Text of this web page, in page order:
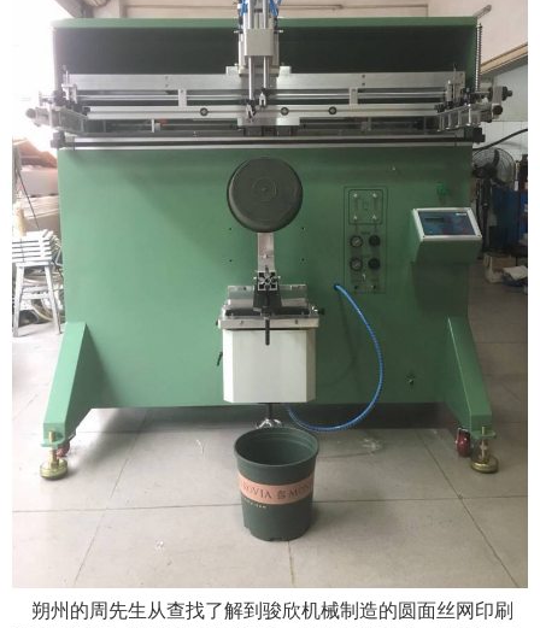
朔州的周先生从查找了解到骏欣机械制造的圆面丝网印刷